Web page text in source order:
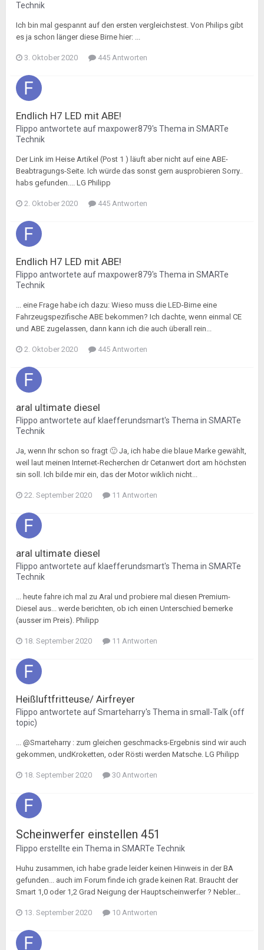
Technik
Ich bin mal gespannt auf den ersten vergleichstest. Von Philips gibt
es ja schon länger diese Birne hier: ...
3. Oktober 2020 445 Antworten
Endlich H7 LED mit ABE!
Flippo antwortete aufmaxpower879's Thema in SMARTe
Technik
Der Link im Heise Artikel (Post 1 ) läuft aber nicht auf eine ABE-
Beabtragungs-Seite. Ich würde das sonst gern ausprobieren Sorry..
habs gefunden.... LG Philipp
2. Oktober 2020 445 Antworten
Endlich H7 LED mit ABE!
Flippo antwortete aufmaxpower879's Thema in SMARTe
Technik
... eine Frage habe ich dazu: Wieso muss die LED-Birne eine
Fahrzeugspezifische ABE bekommen? Ich dachte, wenn einmal CE
und ABE zugelassen, dann kann ich die auch überall rein...
2. Oktober 2020 445 Antworten
aral ultimate diesel
Flippo antwortete auf klaefferundsmart's Thema in SMARTe
Technik
Ja, wenn Ihr schon so fragt 🙂 Ja, ich habe die blaue Marke gewählt,
weil laut meinen Internet-Recherchen dr Cetanwert dort am höchsten
sin soll. Ich bilde mir ein, das der Motor wiklich nicht...
22. September 2020 11 Antworten
aral ultimate diesel
Flippo antwortete auf klaefferundsmart's Thema in SMARTe
Technik
... heute fahre ich mal zu Aral und probiere mal diesen Premium-
Diesel aus... werde berichten, ob ich einen Unterschied bemerke
(ausser im Preis). Philipp
18. September 2020 11 Antworten
Heißluftfritteuse/ Airfreyer
Flippo antwortete aufSmarteharry's Thema in small-Talk (off
topic)
... @Smarteharry : zum gleichen geschmacks-Ergebnis sind wir auch
gekommen, undKroketten, oder Rösti werden Matsche. LG Philipp
18. September 2020 30 Antworten
Scheinwerfer einstellen 451
Flippo erstellte ein Thema in SMARTe Technik
Huhu zusammen, ich habe grade leider keinen Hinweis in der BA
gefunden... auch im Forum finde ich grade keinen Rat. Braucht der
Smart 1,0 oder 1,2 Grad Neigung der Hauptscheinwerfer ? Nebler...
13. September 2020 10 Antworten